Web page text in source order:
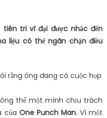
tiên tri vĩ đại được nhắc đến
liệu có thể ngăn chặn điều
thể một mình chịu trách
của One Punch Man. Vì một